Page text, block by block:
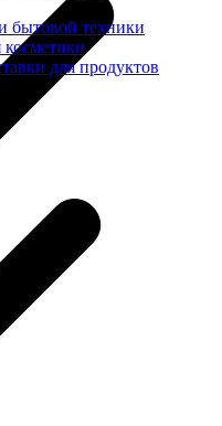
бытовой техники
для продуктов